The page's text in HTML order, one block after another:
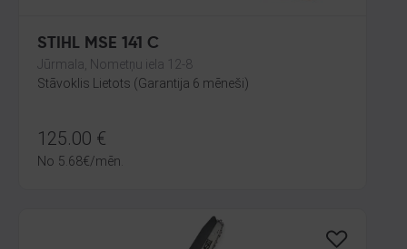
STIHL MSE 141 C
Jūrmala, Nometņu iela 12-8
Stāvoklis Lietots (Garantija 6 mēneši)
125.00 €
No 5.68€/mēn.